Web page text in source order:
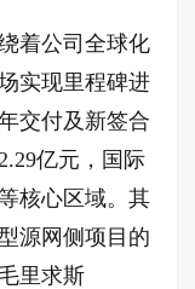
着公司全球化
实现里程碑进
交付及新签合
亿元，国际
核心区域。其
源网侧项目的
里求斯